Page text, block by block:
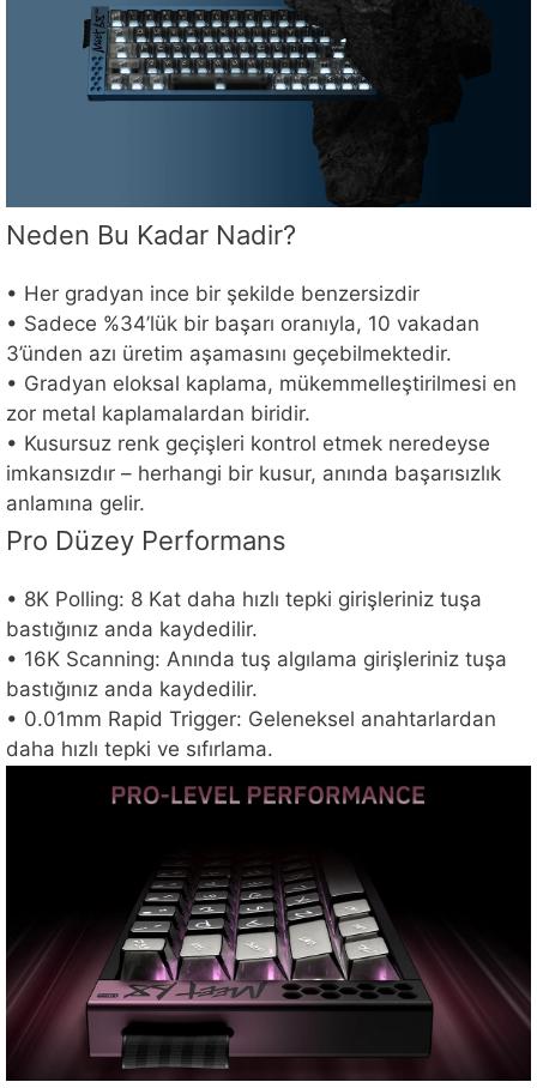
Neden Bu Kadar Nadir?
• Her gradyan ince bir şekilde benzersizdir
• Sadece %34’lük bir başarı oranıyla, 10 vakadan
3’ünden azı üretim aşamasını geçebilmektedir.
• Gradyan eloksal kaplama, mükemmelleştirilmesi en
zor metal kaplamalardan biridir.
• Kusursuz renk geçişleri kontrol etmek neredeyse
imkansızdır – herhangi bir kusur, anında başarısızlık
anlamına gelir.
Pro Düzey Performans
• 8K Polling: 8 Kat daha hızlı tepki girişleriniz tuşa
bastığınız anda kaydedilir.
• 16K Scanning: Anında tuş algılama girişleriniz tuşa
bastığınız anda kaydedilir.
• 0.01mm Rapid Trigger: Geleneksel anahtarlardan
daha hızlı tepki ve sıfırlama.